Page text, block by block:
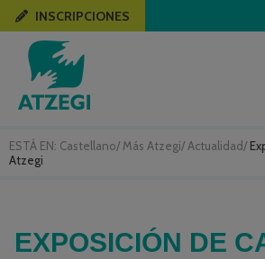
ESTÁ EN: Castellano/ Más Atzegi/ Actualidad/
Atzegi
INSCRIPCIONES
EXPOSICIÓN DE